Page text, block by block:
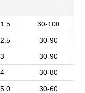
30-100
30-90
30-90
30-80
30-60